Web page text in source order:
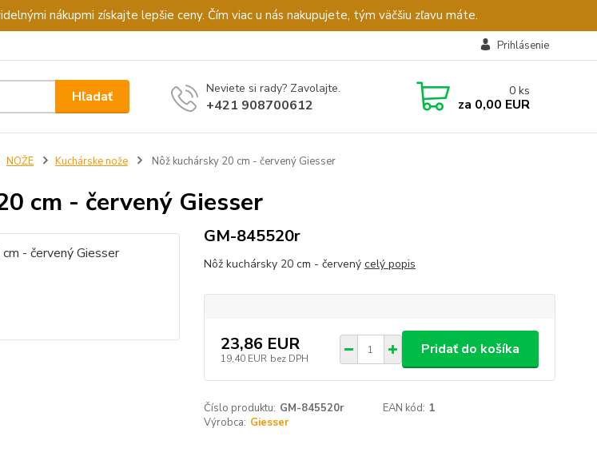
nákupmi získajte lepšie ceny. Čím viac u nás nakupujete, tým väčšiu zľavu máte.
Prihlásenie
Hľadať Neviete si rady? Zavolajte.
+421 908700612
0 ks
za 0,00 EUR
NOŽE Kuchárske nože Nôž kuchársky 20 cm - červený Giesser
cm - červený Giesser
GM-845520r
Nôž kuchársky 20 cm - červený celý popis
23,86 EUR
19,40 EUR bez DPH
Pridať do košíka
Číslo produktu: GM-845520r EAN kód: 1
Výrobca: Giesser